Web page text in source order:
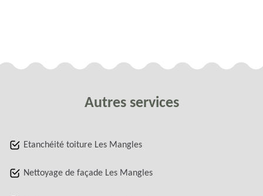
Autres services
Etanchéité toiture Les Mangles
Nettoyage de façade Les Mangles